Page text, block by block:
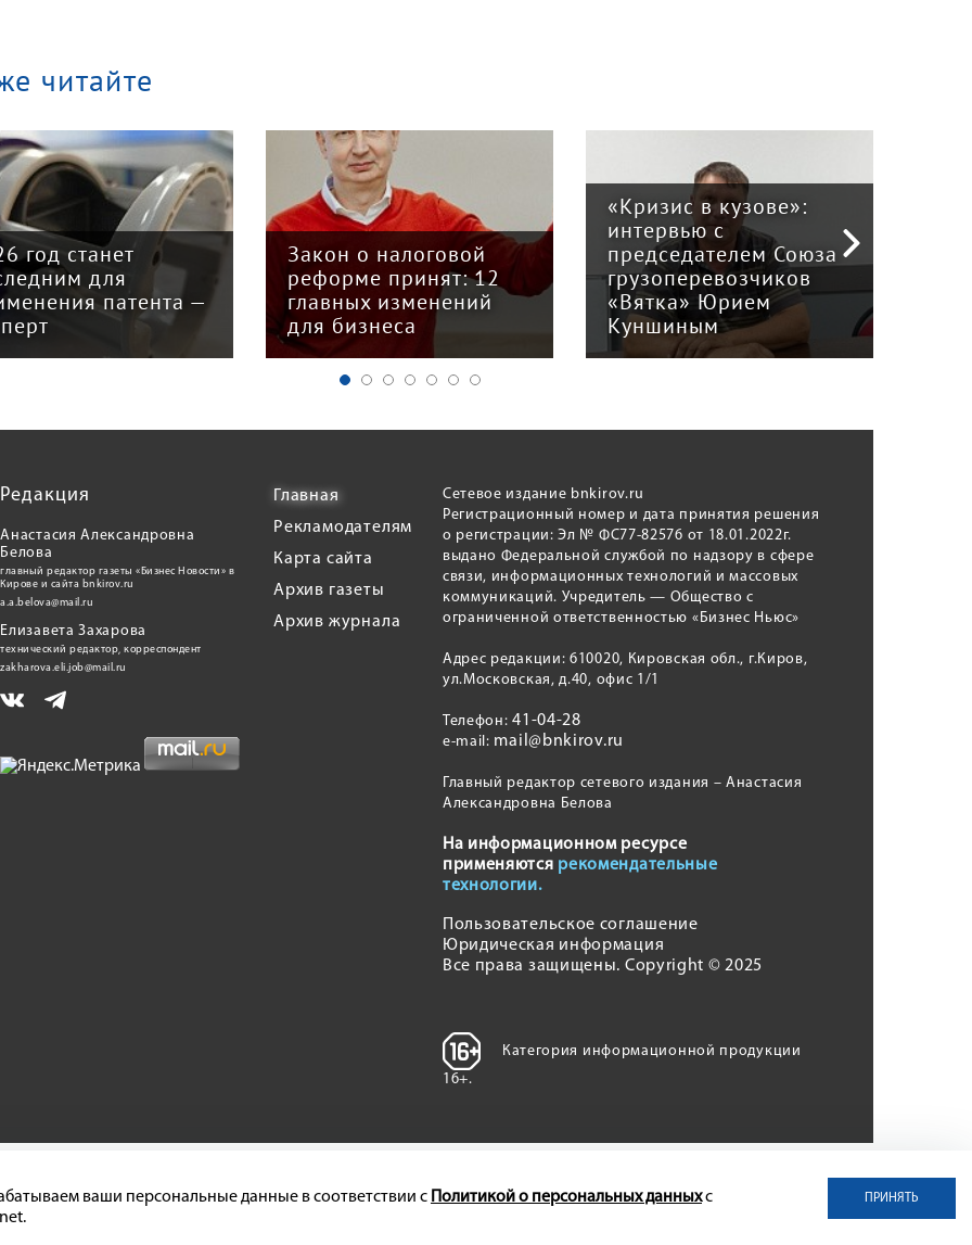
читайте
год станет
для
патента —
Закон о налоговой
реформе принят: 12
главных изменений
для бизнеса
«Кризис в кузове»:
интервью с
председателем Союза
грузоперевозчиков
«Вятка» Юрием
Куншиным
Редакция
Анастасия Александровна
Белова
главный редактор газеты «Бизнес Новости» в
Кирове и сайта bnkirov.ru
a.a.belova@mail.ru
Елизавета Захарова
технический редактор, корреспондент
zakharova.eli.job@mail.ru
Главная
Рекламодателям
Карта сайта
Архив газеты
Архив журнала
Сетевое издание bnkirov.ru
Регистрационный номер и дата принятия решения
о регистрации: Эл № ФС77-82576 от 18.01.2022г.
выдано Федеральной службой по надзору в сфере
связи, информационных технологий и массовых
коммуникаций. Учредитель — Общество с
ограниченной ответственностью «Бизнес Ньюс»
Адрес редакции: 610020, Кировская обл., г.Киров,
ул.Московская, д.40, офис 1/1
Телефон:41-04-28
e-mail: mail@bnkirov.ru
Главный редактор сетевого издания – Анастасия
Александровна Белова
На информационном ресурсе
применяются рекомендательные
технологии.
Пользовательское соглашение
Юридическая информация
Все права защищены. Copyright © 2025
Категория информационной продукции
16+.
ваши персональные данные в соответствии с Политикой о персональных данныхс
ПРИНЯТЬ